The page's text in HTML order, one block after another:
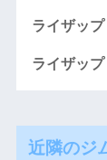
ライザッ
ライザッ
近隣のジ